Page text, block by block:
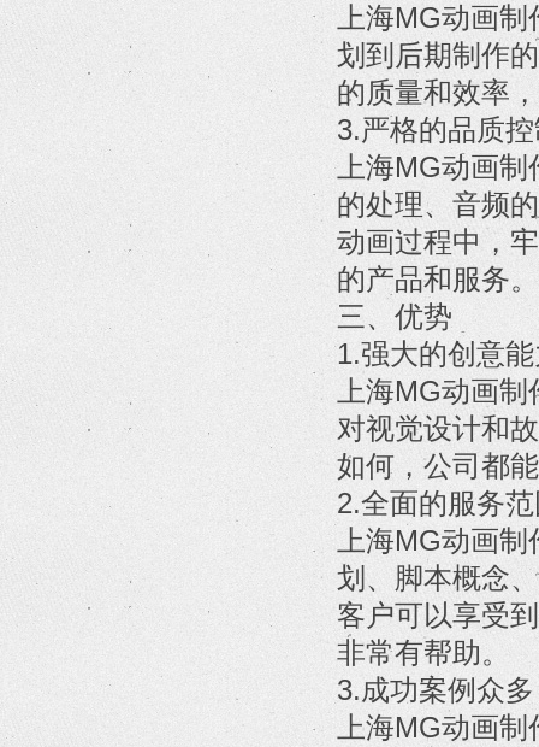
上海MG动画
划到后期制作
的质量和效率
3.严格的品质
上海MG动画
的处理、音频
动画过程中，
的产品和服务。
三、优势
1.强大的创意
上海MG动画
对视觉设计和
如何，公司都
2.全面的服务
上海MG动画
划、脚本概念
客户可以享受
非常有帮助。
3.成功案例众多
上海MG动画